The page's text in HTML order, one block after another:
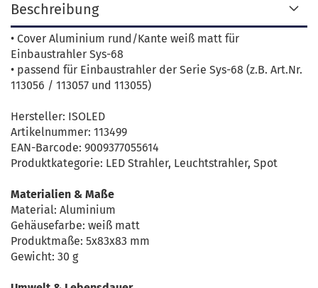
Beschreibung
• Cover Aluminium rund/Kante weiß matt für
Einbaustrahler Sys-68
• passend für Einbaustrahler der Serie Sys-68 (z.B. Art.Nr.
113056 / 113057 und 113055)
Hersteller: ISOLED
Artikelnummer: 113499
EAN-Barcode: 9009377055614
Produktkategorie: LED Strahler, Leuchtstrahler, Spot
Materialien & Maße
Material: Aluminium
Gehäusefarbe: weiß matt
Produktmaße: 5x83x83 mm
Gewicht: 30 g